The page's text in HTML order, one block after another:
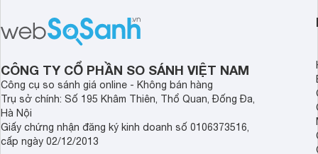
CÔNG TY CỔ PHẦN SO SÁNH VIỆT NAM
Công cụ so sánh giá online - Không bán hàng
Trụ sở chính: Số 195 Khâm Thiên, Thổ Quan, Đống Đa,
Hà Nội
Giấy chứng nhận đăng ký kinh doanh số 0106373516,
cấp ngày 02/12/2013